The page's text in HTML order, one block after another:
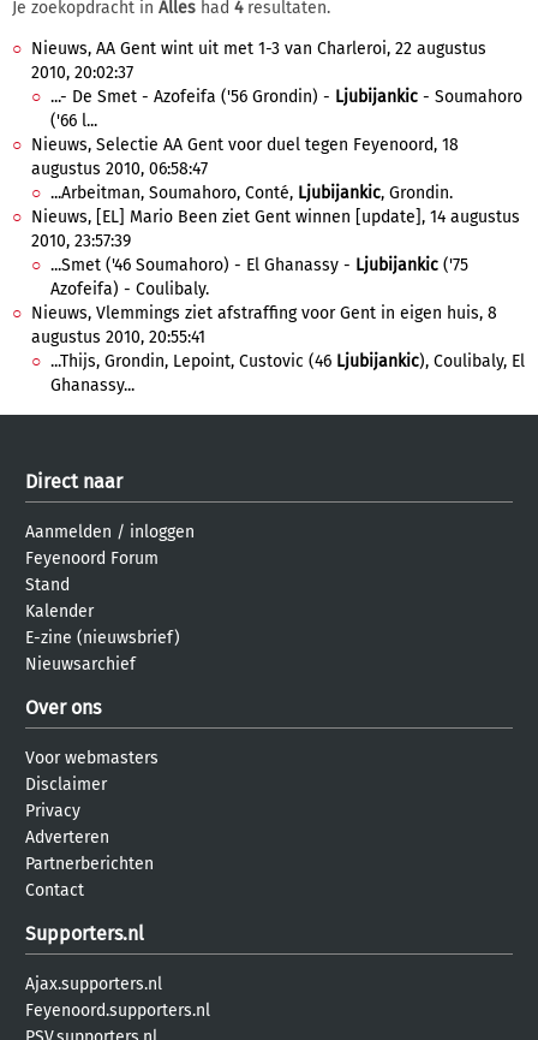
Je zoekopdracht in Alles had 4resultaten.
Nieuws, AA Gent wint uit met 1-3 van Charleroi, 22 augustus
2010, 20:02:37
...- De Smet - Azofeifa ('56 Grondin) - Ljubijankic - Soumahoro
('66 l...
Nieuws, Selectie AA Gent voor duel tegen Feyenoord, 18
augustus 2010, 06:58:47
...Arbeitman, Soumahoro, Conté, Ljubijankic, Grondin.
Nieuws, [EL] Mario Been ziet Gent winnen [update], 14 augustus
2010, 23:57:39
...Smet ('46 Soumahoro) - El Ghanassy - Ljubijankic ('75
Azofeifa) - Coulibaly.
Nieuws, Vlemmings ziet afstraffing voor Gent in eigen huis, 8
augustus 2010, 20:55:41
...Thijs, Grondin, Lepoint, Custovic (46 Ljubijankic), Coulibaly, El
Ghanassy...
Direct naar
Aanmelden / inloggen
Feyenoord Forum
Stand
Kalender
E-zine (nieuwsbrief)
Nieuwsarchief
Over ons
Voor webmasters
Disclaimer
Privacy
Adverteren
Partnerberichten
Contact
Supporters.nl
Ajax.supporters.nl
Feyenoord.supporters.nl